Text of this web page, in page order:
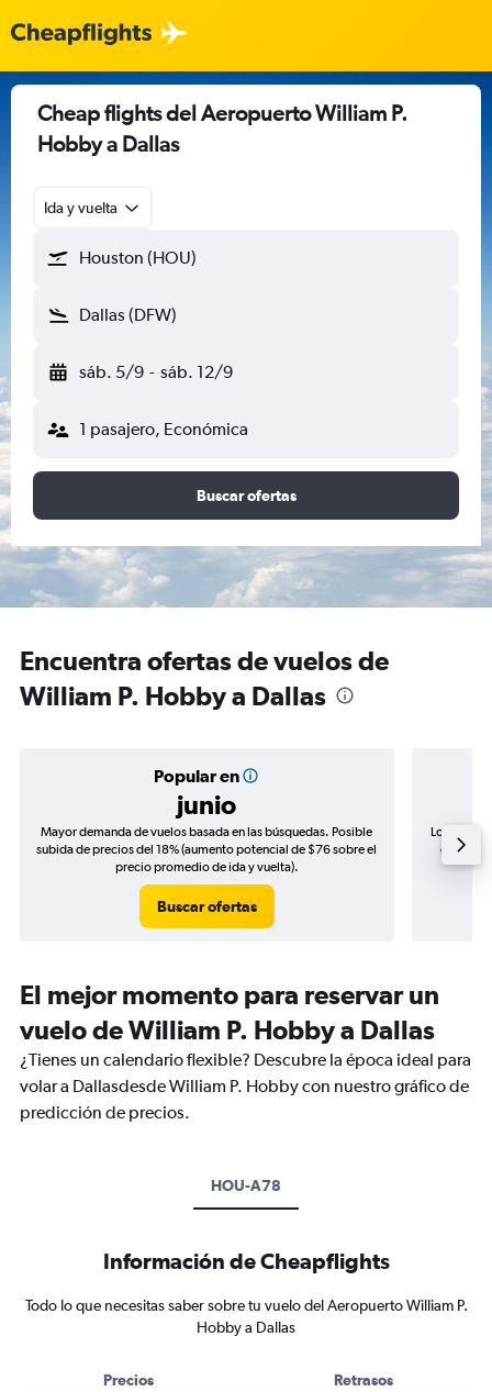
Cheap flights del Aeropuerto William P.
Hobby a Dallas
Ida y vuelta
Houston (HOU)
Dallas (DFW)
sáb. 5/9 - sáb. 12/9
1 pasajero, Económica
Buscar ofertas
Encuentra ofertas de vuelos de
William P. Hobby a Dallas
Popular en
junio
Mayor demanda de vuelos basada en las búsquedas. Posible
subida de precios del 18% (aumento potencial de $76 sobre el
precio promedio de ida y vuelta).
Buscar ofertas
Los
de
El mejor momento para reservar un
vuelo de William P. Hobby a Dallas
¿Tienes un calendario flexible? Descubre la época ideal para
volar a Dallasdesde William P. Hobby con nuestro gráfico de
predicción de precios.
HOU-A78
Información de Cheapflights
Todo lo que necesitas saber sobre tu vuelo del Aeropuerto William P.
Hobby a Dallas
Precios Retrasos